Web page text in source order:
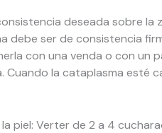
deseada sobre
debe ser de consistencia
con una venda o con un
la cataplasma esté
piel: Verter de 2 a 4